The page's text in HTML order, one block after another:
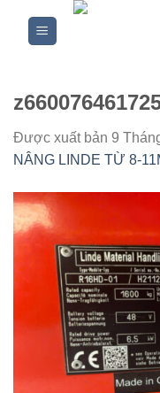
Được xuất bản 9
NÂNG LINDE TỪ 8-